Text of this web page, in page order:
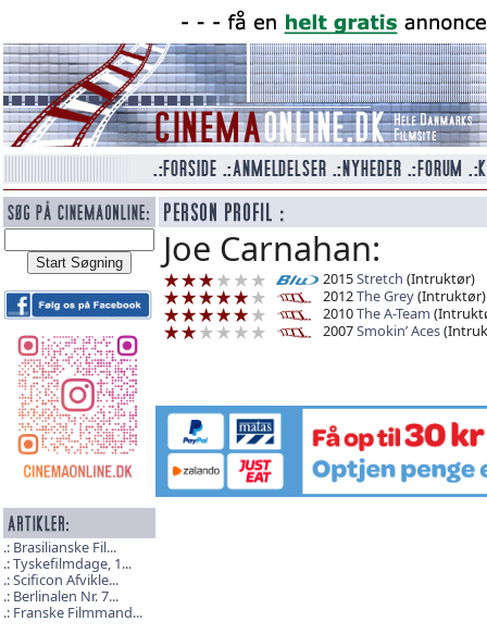
Brasilianske Fil...
Tyskefilmdage, 1...
Scificon Afvikle...
Berlinalen Nr. 7...
Franske Filmmand...
Joe Carnahan:
2015Stretch (Intruktør)
2012The Grey(Intruktør)
2010The A-Team
2007Smokin’ Aces